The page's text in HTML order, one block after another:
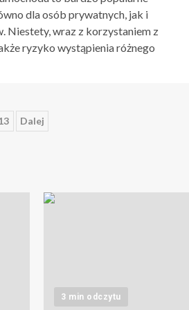
dla osób prywatnych, jak i
Niestety, wraz z korzystaniem z
ryzyko wystąpienia różnego
Dalej
3 min odczytu